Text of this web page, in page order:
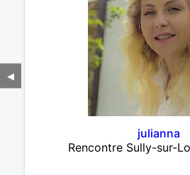
◀
julianna
Rencontre Sully-sur-